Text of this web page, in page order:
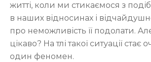
житті, коли ми стикаємося з
в наших відносинах і
про неможливість її подолати.
цікаво? На тлі такої ситуації
один феномен.